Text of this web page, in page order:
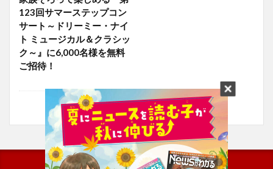
123回サマーステップコン
サート～ドリーミー・ナイ
ト ミュージカル＆クラシッ
ク～』に6,000名様を無料
ご招待！